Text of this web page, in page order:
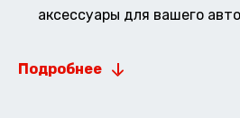
аксессуары для вашего
Подробнее